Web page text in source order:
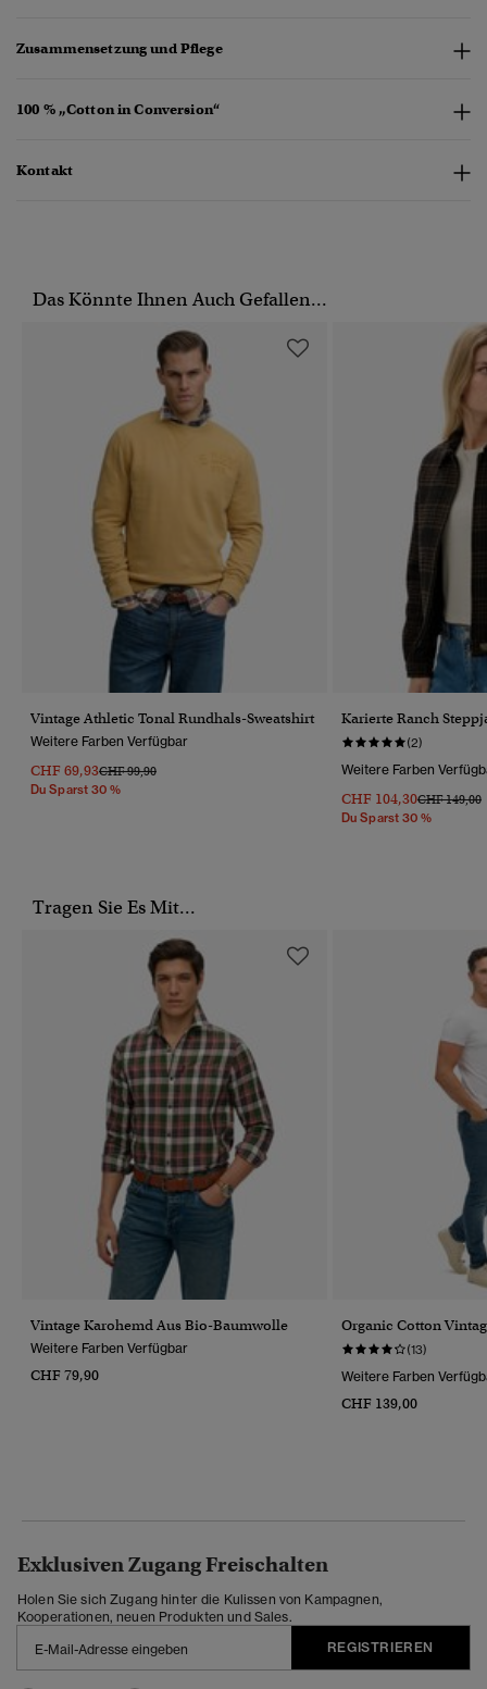
Zusammensetzung und Pflege
100 % „Cotton in Conversion“
Kontakt
Das Könnte Ihnen Auch Gefallen...
Vintage Athletic Tonal Rundhals-Sweatshirt
Weitere Farben Verfügbar
CHF 69,93Preis Wurde Reduziert Von
CHF 99,90Bis
Du Sparst 30 %
Karierte Ranch
(2)
Weitere Farben
CHF 104,30Preis
CHF 149,00
Du Sparst 30 %
Tragen Sie Es Mit...
Vintage Karohemd Aus Bio-Baumwolle
Weitere Farben Verfügbar
CHF 79,90
Organic Cotton
(13)
Weitere Farben
CHF 139,00
Exklusiven Zugang Freischalten
Holen Sie sich Zugang hinter die Kulissen von Kampagnen,
Kooperationen, neuen Produkten und Sales.
REGISTRIEREN